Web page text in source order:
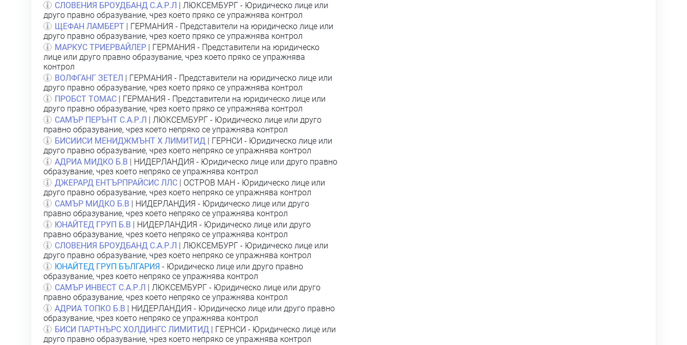
СЛОВЕНИЯ БРОУДБАНД С.А.Р.Л | ЛЮКСЕМБУРГ - Юридическо лице или
друго правно образувание, чрез което пряко се упражнява контрол
ЩЕФАН ЛАМБЕРТ | ГЕРМАНИЯ - Представители на юридическо лице или
друго правно образувание, чрез което пряко се упражнява контрол
МАРКУС ТРИЕРВАЙЛЕР | ГЕРМАНИЯ - Представители на юридическо
лице или друго правно образувание, чрез което пряко се упражнява
контрол
ВОЛФГАНГ ЗЕТЕЛ | ГЕРМАНИЯ - Представители на юридическо лице или
друго правно образувание, чрез което пряко се упражнява контрол
ПРОБСТ ТОМАС | ГЕРМАНИЯ - Представители на юридическо лице или
друго правно образувание, чрез което пряко се упражнява контрол
САМЪР ПЕРЪНТ С.А.Р.Л | ЛЮКСЕМБУРГ - Юридическо лице или друго
правно образувание, чрез което непряко се упражнява контрол
БИСИИСИ МЕНИДЖМЪНТ Х ЛИМИТИД | ГЕРНСИ - Юридическо лице или
друго правно образувание, чрез което непряко се упражнява контрол
АДРИА МИДКО Б.В | НИДЕРЛАНДИЯ - Юридическо лице или друго правно
образувание, чрез което непряко се упражнява контрол
ДЖЕРАРД ЕНТЪРПРАЙСИС ЛЛС | ОСТРОВ МАН - Юридическо лице или
друго правно образувание, чрез което непряко се упражнява контрол
САМЪР МИДКО Б.В | НИДЕРЛАНДИЯ - Юридическо лице или друго
правно образувание, чрез което непряко се упражнява контрол
ЮНАЙТЕД ГРУП Б.В | НИДЕРЛАНДИЯ - Юридическо лице или друго
правно образувание, чрез което непряко се упражнява контрол
СЛОВЕНИЯ БРОУДБАНД С.А.Р.Л | ЛЮКСЕМБУРГ - Юридическо лице или
друго правно образувание, чрез което непряко се упражнява контрол
ЮНАЙТЕД ГРУП БЪЛГАРИЯ - Юридическо лице или друго правно
образувание, чрез което непряко се упражнява контрол
САМЪР ИНВЕСТ С.А.Р.Л | ЛЮКСЕМБУРГ - Юридическо лице или друго
правно образувание, чрез което непряко се упражнява контрол
АДРИА ТОПКО Б.В | НИДЕРЛАНДИЯ - Юридическо лице или друго правно
образувание, чрез което непряко се упражнява контрол
БИСИ ПАРТНЪРС ХОЛДИНГС ЛИМИТИД | ГЕРНСИ - Юридическо лице или
друго правно образувание, чрез което непряко се упражнява контрол